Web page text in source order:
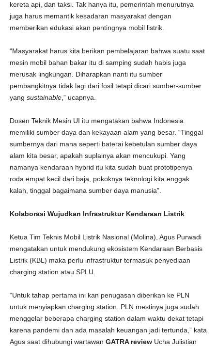
kereta api, dan taksi. Tak hanya itu, pemerintah menurutnya
juga harus memantik kesadaran masyarakat dengan
memberikan edukasi akan pentingnya mobil listrik.
“Masyarakat harus kita berikan pembelajaran bahwa suatu saat
mesin mobil bahan bakar itu di samping sudah habis juga
merusak lingkungan. Diharapkan nanti itu sumber
pembangkitnya tidak lagi dari fosil tetapi dicari sumber-sumber
yang sustainable ,” ucapnya.
Dosen Teknik Mesin UI itu mengatakan bahwa Indonesia
memiliki sumber daya dan kekayaan alam yang besar. “Tinggal
sumbernya dari mana seperti baterai kebetulan sumber daya
alam kita besar, apakah suplainya akan mencukupi. Yang
namanya kendaraan hybrid itu kita sudah buat prototipenya
roda empat kecil dari baja, pokoknya teknologi kita enggak
kalah, tinggal bagaimana sumber daya manusia”.
Kolaborasi Wujudkan Infrastruktur Kendaraan Listrik
Ketua Tim Teknis Mobil Listrik Nasional (Molina), Agus Purwadi
mengatakan untuk mendukung ekosistem Kendaraan Berbasis
Listrik (KBL) maka perlu infrastruktur termasuk penyediaan
charging station atau SPLU.
“Untuk tahap pertama ini kan penugasan diberikan ke PLN
untuk menyiapkan charging station. PLN mestinya juga sudah
menggelar beberapa charging station dalam waktu dekat tetapi
karena pandemi dan ada masalah keuangan jadi tertunda,” kata
Agus saat dihubungi wartawan GATRA review Ucha Julistian